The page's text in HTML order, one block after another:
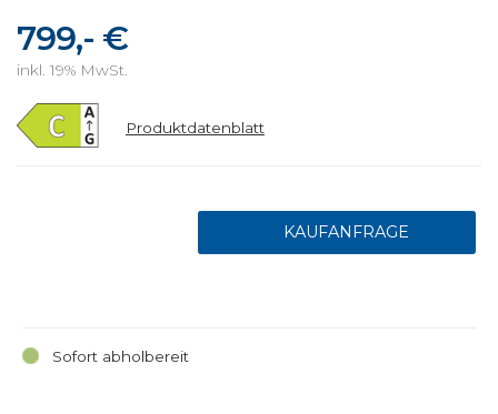
799,- €
inkl. 19% MwSt.
Produktdatenblatt
Sofort abholbereit